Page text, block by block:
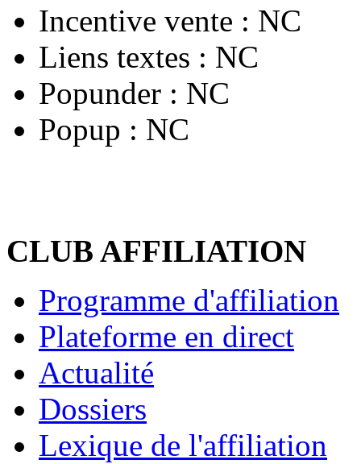
Incentive vente : NC
Liens textes : NC
Popunder : NC
Popup : NC
CLUB AFFILIATION
Programme d'affiliation
Plateforme en direct
Actualité
Dossiers
Lexique de l'affiliation